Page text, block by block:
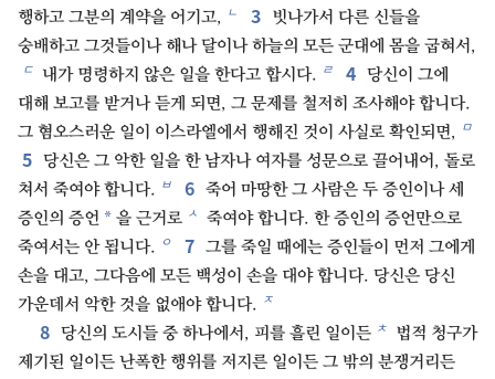
행하고 그분의 계약을 어기고, ㄴ 3
빗나가서 다른 신들을
숭배하고 그것들이나 해나 달이나 하늘의 모든 군대에 몸을 굽혀서,
ㄷ 내가 명령하지 않은 일을 한다고 합시다. ㄹ 4 당신이 그에
대해 보고를 받거나 듣게 되면, 그 문제를 철저히 조사해야 합니다.
그 혐오스러운 일이 이스라엘에서 행해진 것이 사실로 확인되면, ㅁ
5 당신은 그 악한 일을 한 남자나 여자를 성문으로 끌어내어, 돌로
쳐서 죽여야 합니다. ㅂ 6 죽어 마땅한 그 사람은 두 증인이나 세
증인의 증언 * 을 근거로 ㅅ 죽여야 합니다. 한 증인의 증언만으로
죽여서는 안 됩니다. ㅇ 7 그를 죽일 때에는 증인들이 먼저 그에게
손을 대고, 그다음에 모든 백성이 손을 대야 합니다. 당신은 당신
가운데서 악한 것을 없애야 합니다. ㅈ
8 당신의 도시들 중 하나에서, 피를 흘린 일이든 ㅊ 법적 청구가
제기된 일이든 난폭한 행위를 저지른 일이든 그 밖의 분쟁거리든